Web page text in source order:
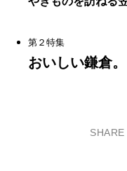
第２特集
おいしい鎌倉。
SHARE